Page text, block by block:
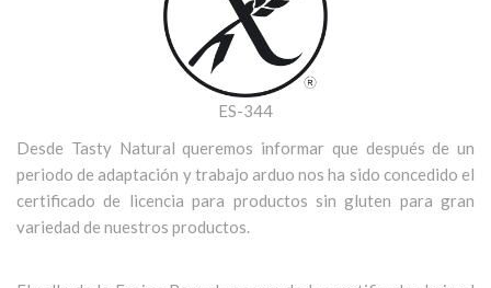
ES-344
Desde Tasty Natural queremos informar que después de un
periodo de adaptación y trabajo arduo nos ha sido concedido el
certificado de licencia para productos sin gluten para gran
variedad de nuestros productos.